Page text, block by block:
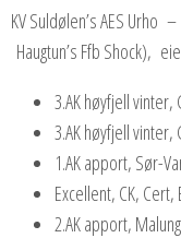
KV Suldølen’s AES Urho
Haugtun’s Ffb Shock),
3.AK høyfjell vinter,
3.AK høyfjell vinter,
1.AK apport, Sør-
Excellent, CK,
2.AK apport,